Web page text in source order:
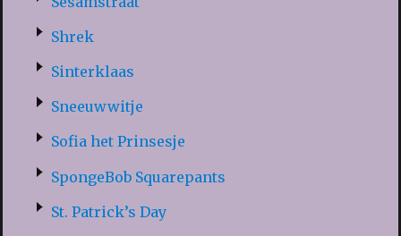
Shrek
Sinterklaas
Sneeuwwitje
Sofia het Prinsesje
SpongeBob Squarepants
St. Patrick’s Day